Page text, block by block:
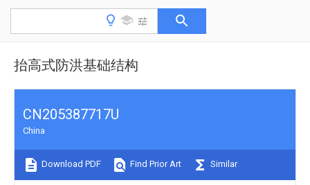
抬高式防洪基础结构
CN205387717U
China
Download PDF Find Prior Art Similar